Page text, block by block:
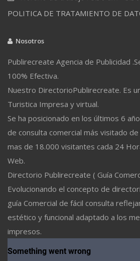
POLITICA DE TRATAMIENTO DE
Nosotros
Publirecreate Agencia de Publicidad
100% Efectiva.
Nuestro DirectorioPublirecreate. Es
Turistica Impresa y virtual.
Se ha posicionado en los últimos 6
de consulta comercial más visitado
mas de 18.000 visitantes cada 24
Web.
Directorio Publirecreate ( Guía
Evolucionando el concepto de
guía Comercial de fácil consulta
estético y funcional adaptado a los
impresos.